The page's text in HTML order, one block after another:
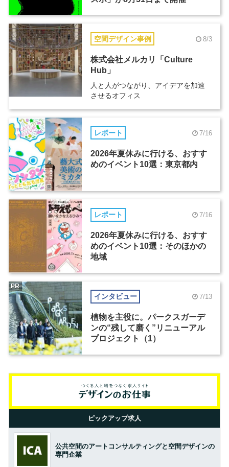
空間デザイン事例 8/3
株式会社メルカリ「Culture
Hub」
人と人がつながり、アイデアを加速
させるオフィス
レポート 7/16
2026年夏休みに行ける、おすす
めのイベント10選：東京都内
レポート 7/16
2026年夏休みに行ける、おすす
めのイベント10選：そのほかの
地域
インタビュー 7/13
植物を主役に。パークスガーデ
ンの“残して磨く”リニューアル
プロジェクト（1）
PR
ピックアップ求人
公共空間のアートコンサルティングと空間デザインの
専門企業